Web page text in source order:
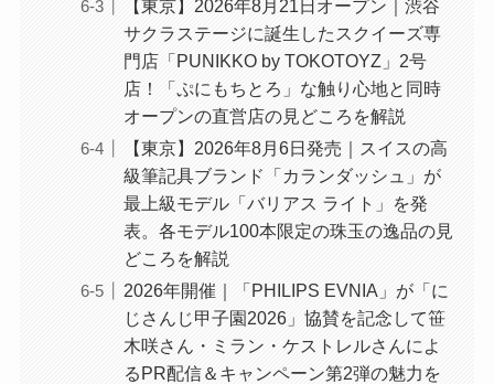
【東京】2026年8月21日オープン｜渋谷
サクラステージに誕生したスクイーズ専
門店「PUNIKKO by TOKOTOYZ」2号
店！「ぷにもちとろ」な触り心地と同時
オープンの直営店の見どころを解説
【東京】2026年8月6日発売｜スイスの高
級筆記具ブランド「カランダッシュ」が
最上級モデル「バリアス ライト」を発
表。各モデル100本限定の珠玉の逸品の見
どころを解説
2026年開催｜「PHILIPS EVNIA」が「に
じさんじ甲子園2026」協賛を記念して笹
木咲さん・ミラン・ケストレルさんによ
るPR配信＆キャンペーン第2弾の魅力を